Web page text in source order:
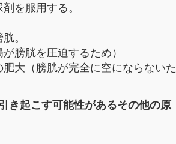
を服用する。
。
膀胱を圧迫するため）
肥大（膀胱が完全に空にならないた
き起こす可能性があるその他の原